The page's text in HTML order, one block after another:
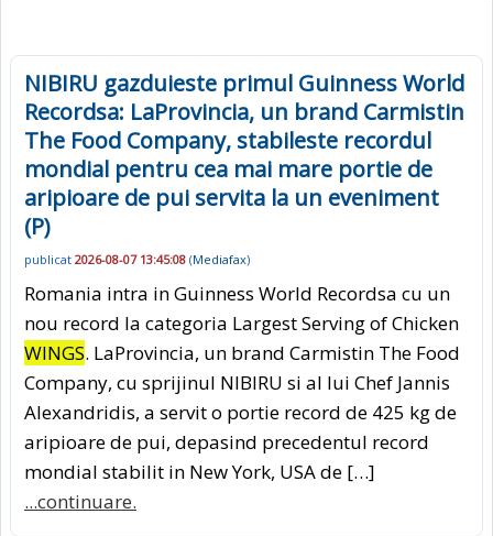
NIBIRU gazduieste primul Guinness World
Recordsa: LaProvincia, un brand Carmistin
The Food Company, stabileste recordul
mondial pentru cea mai mare portie de
aripioare de pui servita la un eveniment
(P)
publicat 2026-08-07 13:45:08 (Mediafax)
Romania intra in Guinness World Recordsa cu un
nou record la categoria Largest Serving of Chicken
WINGS. LaProvincia, un brand Carmistin The Food
Company, cu sprijinul NIBIRU si al lui Chef Jannis
Alexandridis, a servit o portie record de 425 kg de
aripioare de pui, depasind precedentul record
mondial stabilit in New York, USA de […]
...continuare.